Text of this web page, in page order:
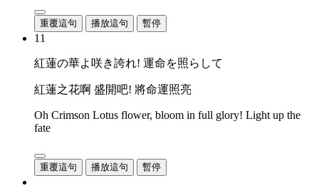
重覆這句 播放這句 暫停
11
紅蓮の華よ咲き誇れ! 運命を照らして
紅蓮之花啊 盛開吧! 將命運照亮
Oh Crimson Lotus flower, bloom in full glory! Light up the
fate
重覆這句 播放這句 暫停